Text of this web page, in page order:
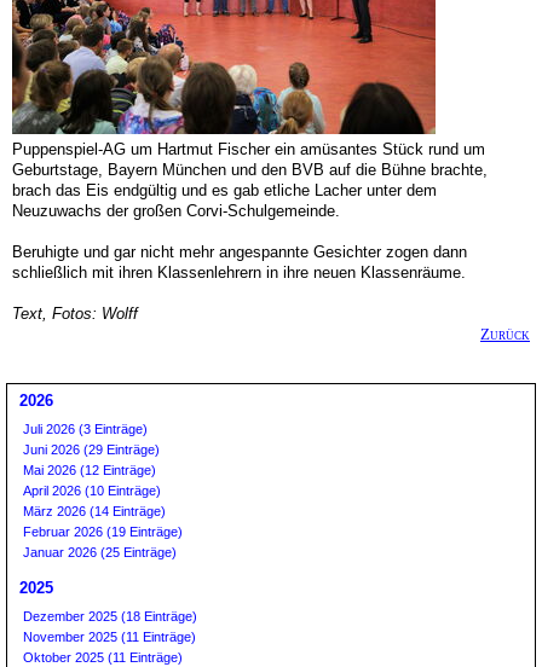
Puppenspiel-AG um Hartmut Fischer ein amüsantes Stück rund um
Geburtstage, Bayern München und den BVB auf die Bühne brachte,
brach das Eis endgültig und es gab etliche Lacher unter dem
Neuzuwachs der großen Corvi-Schulgemeinde.
Beruhigte und gar nicht mehr angespannte Gesichter zogen dann
schließlich mit ihren Klassenlehrern in ihre neuen Klassenräume.
Text, Fotos: Wolff
Zurück
2026
Juli 2026 (3 Einträge)
Juni 2026 (29 Einträge)
Mai 2026 (12 Einträge)
April 2026 (10 Einträge)
März 2026 (14 Einträge)
Februar 2026 (19 Einträge)
Januar 2026 (25 Einträge)
2025
Dezember 2025 (18 Einträge)
November 2025 (11 Einträge)
Oktober 2025 (11 Einträge)